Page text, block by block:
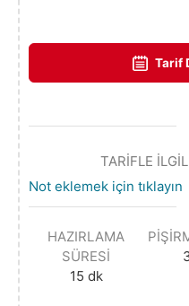
Tarif
TARİFLE
Not eklemek için tıklayın
HAZIRLAMA
SÜRESI
15 dk